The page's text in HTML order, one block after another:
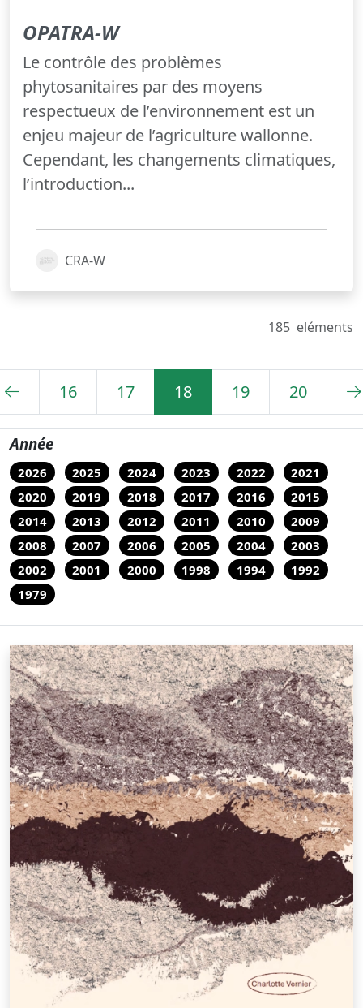
OPATRA-W
Le contrôle des problèmes
phytosanitaires par des moyens
respectueux de l’environnement est un
enjeu majeur de l’agriculture wallonne.
Cependant, les changements climatiques,
l’introduction...
CRA-W
185 eléments
16 17 18 19 20
Année
2026 2025 2024 2023 2022
2021
2020
2019 2018 2017 2016
2015
2014
2013 2012 2011 2010
2009
2008
2007 2006 2005 2004
2003
2002
2001 2000 1998 1994
1992
1979